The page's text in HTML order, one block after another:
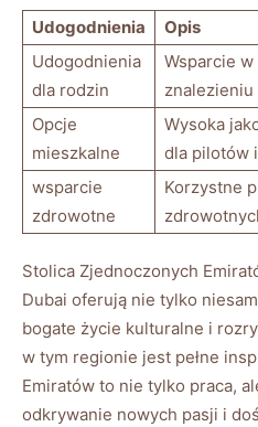
Udogodnienia
Opis
Udogodnienia
dla rodzin
Wsparcie
znalezieniu
Opcje
mieszkalne
Wysoka
dla pilotów
wsparcie
zdrowotne
Korzystne
Stolica Zjednoczonych
Dubai oferują nie tylko
bogate życie kulturalne i
w tym regionie jest pełne
Emiratów to nie tylko praca,
odkrywanie nowych pasji i